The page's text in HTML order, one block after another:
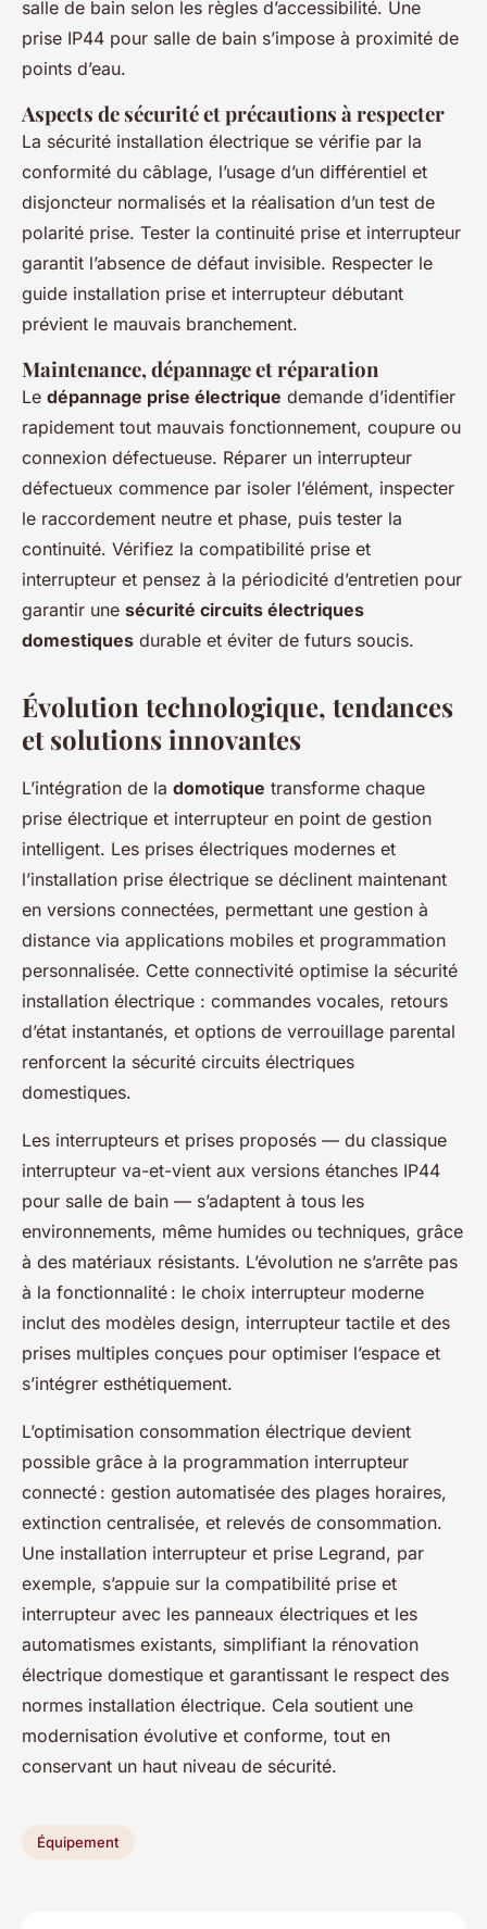
salle de bain selon les règles d’accessibilité. Une
prise IP44 pour salle de bain s’impose à proximité de
points d’eau.
Aspects de sécurité et précautions à respecter
La sécurité installation électrique se vérifie par la
conformité du câblage, l’usage d’un différentiel et
disjoncteur normalisés et la réalisation d’un test de
polarité prise. Tester la continuité prise et interrupteur
garantit l’absence de défaut invisible. Respecter le
guide installation prise et interrupteur débutant
prévient le mauvais branchement.
Maintenance, dépannage et réparation
Le dépannage prise électrique demande d’identifier
rapidement tout mauvais fonctionnement, coupure ou
connexion défectueuse. Réparer un interrupteur
défectueux commence par isoler l’élément, inspecter
le raccordement neutre et phase, puis tester la
continuité. Vérifiez la compatibilité prise et
interrupteur et pensez à la périodicité d’entretien pour
garantir une sécurité circuits électriques
domestiques durable et éviter de futurs soucis.
Évolution technologique, tendances
et solutions innovantes
L’intégration de la domotique transforme chaque
prise électrique et interrupteur en point de gestion
intelligent. Les prises électriques modernes et
l’installation prise électrique se déclinent maintenant
en versions connectées, permettant une gestion à
distance via applications mobiles et programmation
personnalisée. Cette connectivité optimise la sécurité
installation électrique : commandes vocales, retours
d’état instantanés, et options de verrouillage parental
renforcent la sécurité circuits électriques
domestiques.
Les interrupteurs et prises proposés — du classique
interrupteur va-et-vient aux versions étanches IP44
pour salle de bain — s’adaptent à tous les
environnements, même humides ou techniques, grâce
à des matériaux résistants. L’évolution ne s’arrête pas
à la fonctionnalité : le choix interrupteur moderne
inclut des modèles design, interrupteur tactile et des
prises multiples conçues pour optimiser l’espace et
s’intégrer esthétiquement.
L’optimisation consommation électrique devient
possible grâce à la programmation interrupteur
connecté : gestion automatisée des plages horaires,
extinction centralisée, et relevés de consommation.
Une installation interrupteur et prise Legrand, par
exemple, s’appuie sur la compatibilité prise et
interrupteur avec les panneaux électriques et les
automatismes existants, simplifiant la rénovation
électrique domestique et garantissant le respect des
normes installation électrique. Cela soutient une
modernisation évolutive et conforme, tout en
conservant un haut niveau de sécurité.
Équipement